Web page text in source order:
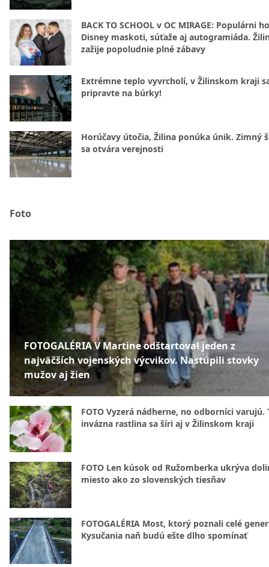
BACK TO SCHOOL v OC MIRAGE: Populárni
Disney maskoti, súťaže aj autogramiáda.
zažije popoludnie plné zábavy
Extrémne teplo vyvrcholí, v Žilinskom kraji
pripravte na búrky!
Horúčavy útočia, Žilina ponúka únik. Zimný
sa otvára verejnosti
Foto
FOTOGALÉRIA V Martine odštartoval jeden z
najväčších vojenských výcvikov. Nastúpili stovky
mužov aj žien
FOTO Vyzerá nádherne, no odborníci varujú.
invázna rastlina sa šíri aj v Žilinskom kraji
FOTO Len kúsok od Ružomberka ukrýva
miesto ako zo slovenských tiesňav
FOTOGALÉRIA Most, ktorý poznali celé
Kysučania naň budú ešte dlho spomínať